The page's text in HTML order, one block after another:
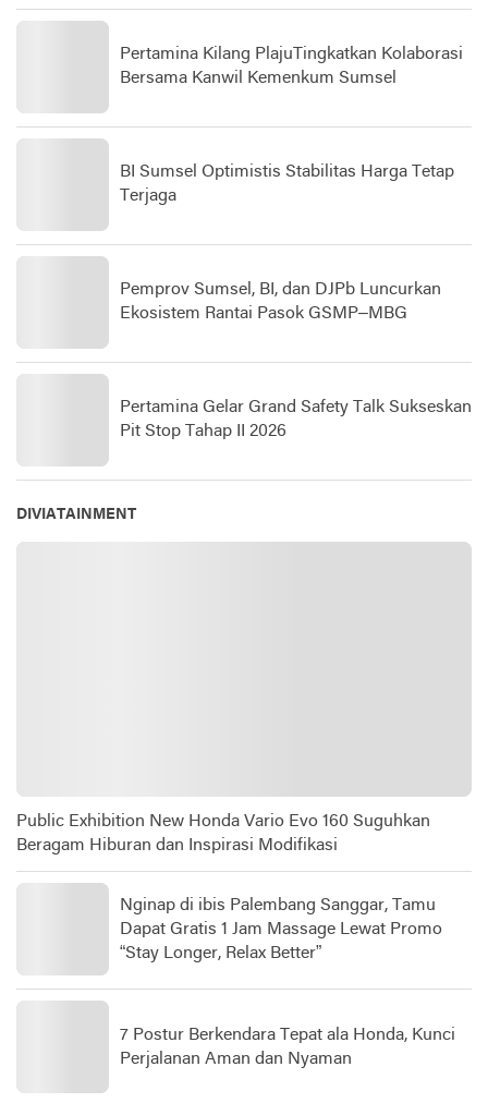
Pertamina Kilang PlajuTingkatkan Kolaborasi
Bersama Kanwil Kemenkum Sumsel
BI Sumsel Optimistis Stabilitas Harga Tetap
Terjaga
Pemprov Sumsel, BI, dan DJPb Luncurkan
Ekosistem Rantai Pasok GSMP–MBG
Pertamina Gelar Grand Safety Talk Sukseskan
Pit Stop Tahap II 2026
DIVIATAINMENT
Public Exhibition New Honda Vario Evo 160 Suguhkan
Beragam Hiburan dan Inspirasi Modifikasi
Nginap di ibis Palembang Sanggar, Tamu
Dapat Gratis 1 Jam Massage Lewat Promo
“Stay Longer, Relax Better”
7 Postur Berkendara Tepat ala Honda, Kunci
Perjalanan Aman dan Nyaman